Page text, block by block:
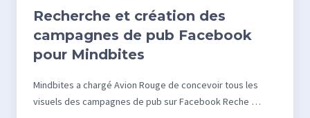
Recherche et création des
campagnes de pub Facebook
pour Mindbites
Mindbites a chargé Avion Rouge de concevoir tous les
visuels des campagnes de pub sur Facebook Reche …